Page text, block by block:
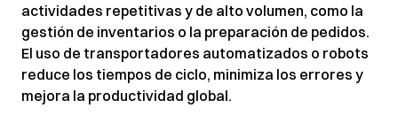
actividades repetitivas y de alto volumen, como la
gestión de inventarios o la preparación de pedidos.
El uso de transportadores automatizados o robots
reduce los tiempos de ciclo, minimiza los errores y
mejora la productividad global.